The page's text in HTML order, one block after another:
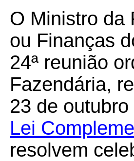
O Ministro da
ou Finanças
24ª reunião
Fazendária,
23 de
Lei
resolvem